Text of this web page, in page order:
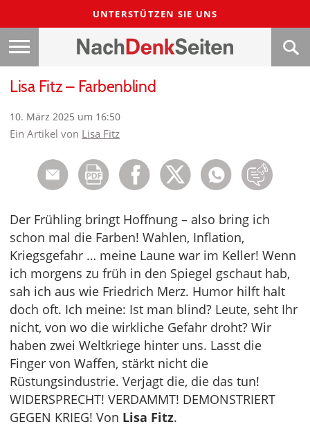
UNTERSTÜTZEN SIE UNS
Lisa Fitz – Farbenblind
10. März 2025 um 16:50
Ein Artikel von Lisa Fitz
Der Frühling bringt Hoffnung – also bring ich
schon mal die Farben! Wahlen, Inflation,
Kriegsgefahr … meine Laune war im Keller! Wenn
ich morgens zu früh in den Spiegel gschaut hab,
sah ich aus wie Friedrich Merz. Humor hilft halt
doch oft. Ich meine: Ist man blind? Leute, seht Ihr
nicht, von wo die wirkliche Gefahr droht? Wir
haben zwei Weltkriege hinter uns. Lasst die
Finger von Waffen, stärkt nicht die
Rüstungsindustrie. Verjagt die, die das tun!
WIDERSPRECHT! VERDAMMT! DEMONSTRIERT
GEGEN KRIEG! Von Lisa Fitz.